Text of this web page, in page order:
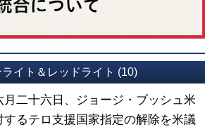
イト＆レッドライト (10)
月二十六日、ジョージ・ブッシュ米
るテロ支援国家指定の解除を米議